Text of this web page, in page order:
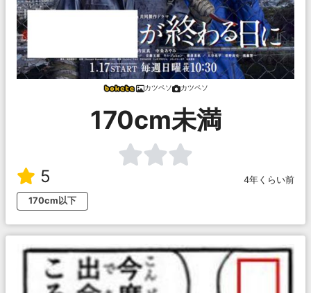
カツペソ カツペソ
170cm未満
5
4年くらい前
170cm以下